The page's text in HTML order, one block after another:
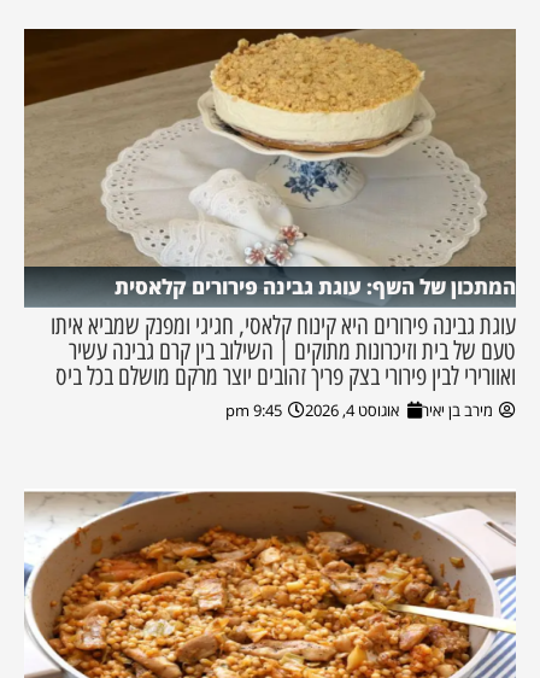
המתכון של השף: עוגת גבינה פירורים קלאסית
עוגת גבינה פירורים היא קינוח קלאסי, חגיגי ומפנק שמביא איתו
טעם של בית וזיכרונות מתוקים | השילוב בין קרם גבינה עשיר
ואוורירי לבין פירורי בצק פריך זהובים יוצר מרקם מושלם בכל ביס
מירב בן יאיר אוגוסט 4, 2026 9:45 pm